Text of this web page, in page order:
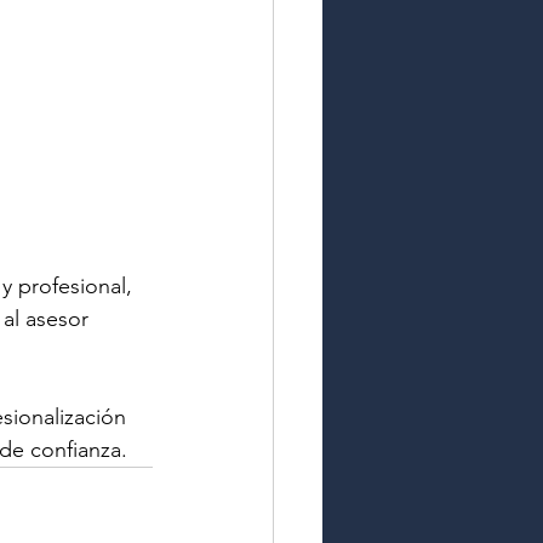
profesional,
asesor
confianza.